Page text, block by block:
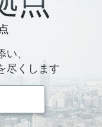
、
尽くします